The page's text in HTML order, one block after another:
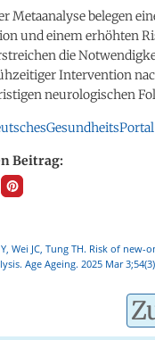
Metaanalyse belegen
und einem erhöhten
die
Intervention
neurologischen
Beitrag:
Wei JC, Tung TH. Risk of
Age Ageing. 2025 Mar